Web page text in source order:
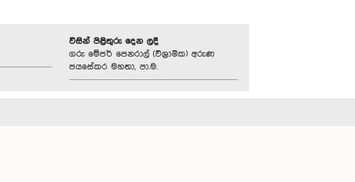
විසින් පිළිතුරු දෙන ලදී
ගරු මේජර් ‍ජෙනරාල් (විශ්‍රාමික) අරුණ
ජයසේකර මහතා, පා.ම.